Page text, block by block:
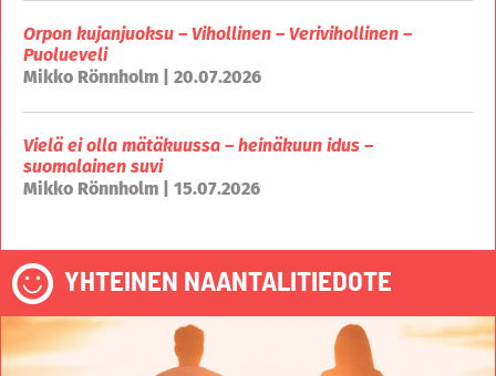
Orpon kujanjuoksu – Vihollinen – Verivihollinen –
Puolueveli
Mikko Rönnholm | 20.07.2026
Vielä ei olla mätäkuussa – heinäkuun idus –
suomalainen suvi
Mikko Rönnholm | 15.07.2026
YHTEINEN NAANTALITIEDOTE